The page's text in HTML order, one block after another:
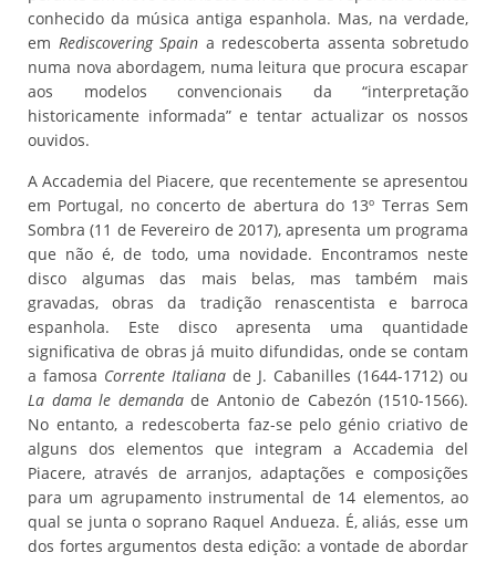
conhecido da música antiga espanhola. Mas, na verdade,
em Rediscovering Spain a redescoberta assenta sobretudo
numa nova abordagem, numa leitura que procura escapar
aos modelos convencionais da “interpretação
historicamente informada” e tentar actualizar os nossos
ouvidos.
A Accademia del Piacere, que recentemente se apresentou
em Portugal, no concerto de abertura do 13º Terras Sem
Sombra (11 de Fevereiro de 2017), apresenta um programa
que não é, de todo, uma novidade. Encontramos neste
disco algumas das mais belas, mas também mais
gravadas, obras da tradição renascentista e barroca
espanhola. Este disco apresenta uma quantidade
significativa de obras já muito difundidas, onde se contam
a famosa Corrente Italiana de J. Cabanilles (1644-1712) ou
La dama le demanda de Antonio de Cabezón (1510-1566).
No entanto, a redescoberta faz-se pelo génio criativo de
alguns dos elementos que integram a Accademia del
Piacere, através de arranjos, adaptações e composições
para um agrupamento instrumental de 14 elementos, ao
qual se junta o soprano Raquel Andueza. É, aliás, esse um
dos fortes argumentos desta edição: a vontade de abordar